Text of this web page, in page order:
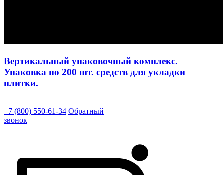
Вертикальный упаковочный комплекс.
Упаковка по 200 шт. средств для укладки
плитки.
+7 (800) 550-61-34 Обратный
звонок